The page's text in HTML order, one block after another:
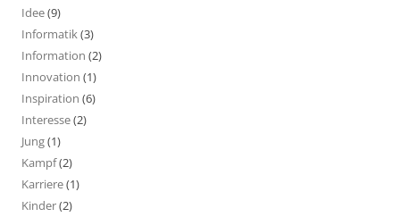
Idee(9)
Informatik(3)
Information (2)
Innovation (1)
Inspiration (6)
Interesse(2)
Jung(1)
Kampf(2)
Karriere(1)
Kinder(2)